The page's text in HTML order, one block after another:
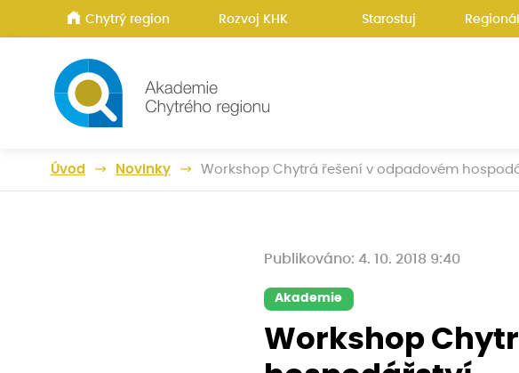
Chytrý region Rozvoj KHK Starostuj
Úvod Novinky Workshop Chytrá řešení v odpadovém
Publikováno: 4. 10. 2018 9:40
Akademie
Workshop